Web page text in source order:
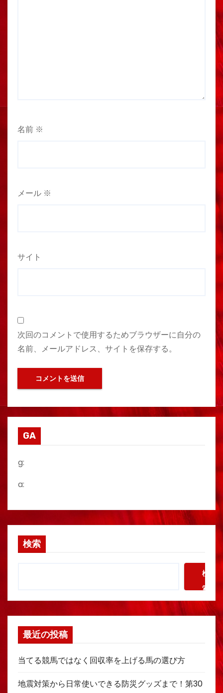
名前 ※
メール ※
サイト
次回のコメントで使用するためブラウザーに自分の
名前、メールアドレス、サイトを保存する。
GA
g:
a:
検索
検
索
最近の投稿
当てる競馬ではなく回収率を上げる馬の選び方
地震対策から日常使いできる防災グッズまで！第30